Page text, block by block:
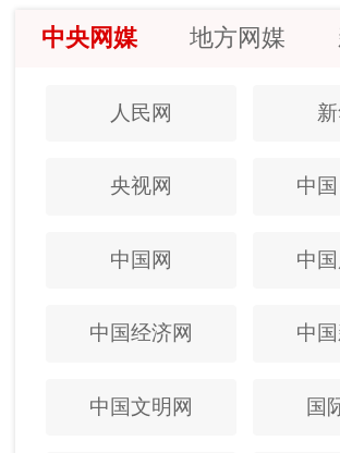
中央网媒 地方网媒
人民网
央视网 中
中国网 中
中国经济网 中
中国文明网 国